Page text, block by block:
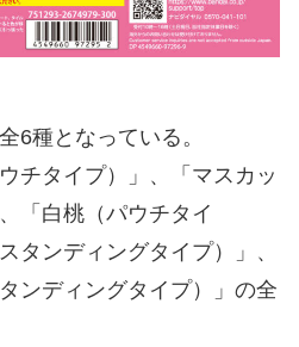
6種となっている。
チタイプ）」、「マスカッ
「白桃（パウチタイ
タンディングタイプ）」、
ンディングタイプ）」の全